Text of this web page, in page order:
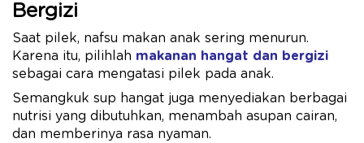
Bergizi
Saat pilek, nafsu makan anak sering menurun.
Karena itu, pilihlah makanan hangat dan bergizi
sebagai cara mengatasi pilek pada anak.
Semangkuk sup hangat juga menyediakan berbagai
nutrisi yang dibutuhkan, menambah asupan cairan,
dan memberinya rasa nyaman.